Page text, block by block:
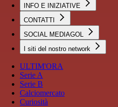
INFO E INIZIATIVE
CONTATTI
SOCIAL MEDIAGOL
I siti del nostro network
ULTIM'ORA
Serie A
Serie B
Calciomercato
Curiosità